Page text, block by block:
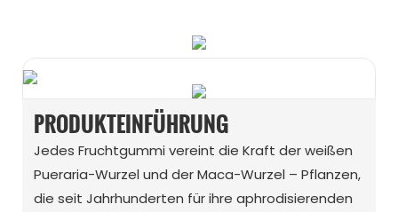
PRODUKTEINFÜHRUNG
Jedes Fruchtgummi vereint die Kraft der weißen
Pueraria-Wurzel und der Maca-Wurzel – Pflanzen,
die seit Jahrhunderten für ihre aphrodisierenden